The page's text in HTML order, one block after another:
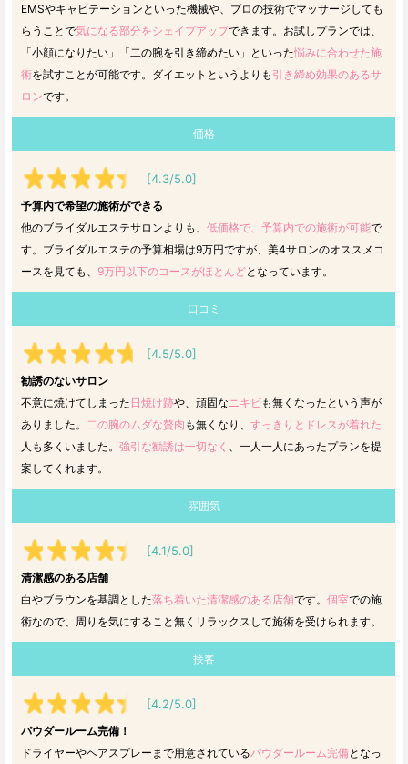
EMSやキャビテーションといった機械や、プロの技術でマッサージしても
らうことで気になる部分をシェイプアップできます。お試しプランでは、
「小顔になりたい」「二の腕を引き締めたい」といった悩みに合わせた施
術を試すことが可能です。ダイエットというよりも 引き締め効果のあるサ
ロンです。
価格
[4.3/5.0]
予算内で希望の施術ができる
他のブライダルエステサロンよりも、 低価格で、予算内での施術が可能で
す。ブライダルエステの予算相場は9万円ですが、美4サロンのオススメコ
ースを見ても、 9万円以下のコースがほとんどとなっています。
口コミ
[4.5/5.0]
勧誘のないサロン
不意に焼けてしまった 日焼け跡や、頑固な ニキビも無くなったという声が
ありました。
二の腕のムダな贅肉 も無くなり、 すっきりとドレスが着れた
人も多くいました。 強引な勧誘は一切なく
、一人一人にあったプランを提
案してくれます。
雰囲気
[4.1/5.0]
清潔感のある店舗
白やブラウンを基調とした落ち着いた清潔感のある店舗です。 個室での施
術なので、周りを気にすること無くリラックスして施術を受けられます。
接客
[4.2/5.0]
パウダールーム完備！
ドライヤーやヘアスプレーまで用意されているパウダールーム完備となっ